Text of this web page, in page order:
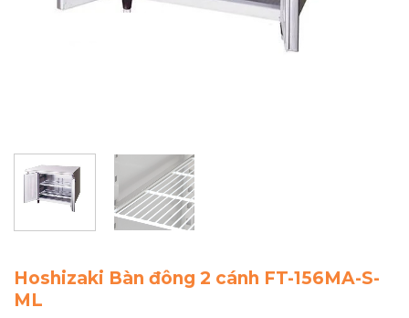
Hoshizaki Bàn đông 2 cánh FT-156MA-S-
ML